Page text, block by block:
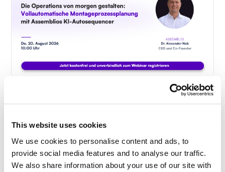
This website uses cookies
We use cookies to personalise content and ads, to
provide social media features and to analyse our traffic.
We also share information about your use of our site with
Montageplanung
Die Operations von morgen gestalten:
Vollautomatische Montageprozessplanung mit dem
KI-Autosequencer.